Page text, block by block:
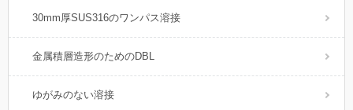
30mm厚SUS316のワンパス溶接
金属積層造形のためのDBL
ゆがみのない溶接